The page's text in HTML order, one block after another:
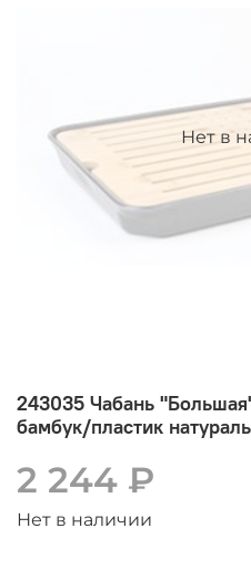
Нет в
243035 Чабань
бамбук/пластик
2 244 ₽
Нет в наличии